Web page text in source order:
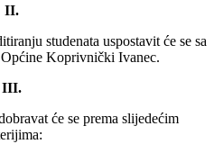
II.
studenata uspostavit će se sa
Općine Koprivnički Ivanec.
III.
će se prema slijedećim